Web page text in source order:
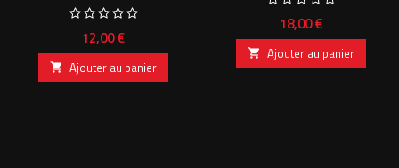
Prix
12,00 €
 Ajouter au panier
Prix
18,00 €
 Ajouter au panier